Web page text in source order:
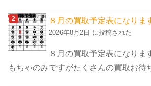
８月の買取予定表になりま
2026年8月2日 に投稿された
８月の買取予定表になりま
もちゃのみですがたくさんの買取お待